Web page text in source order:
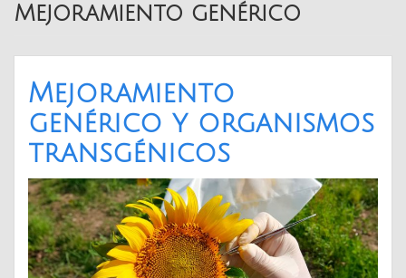
Mejoramiento genérico
Mejoramiento
genérico y organismos
transgénicos